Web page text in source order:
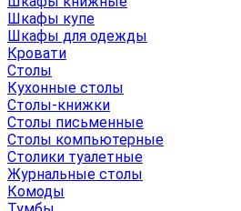
Шкафы купе
Шкафы для одежды
Кровати
Столы
Кухонные столы
Столы-книжки
Столы письменные
Столы компьютерные
Столики туалетные
Журнальные столы
Комоды